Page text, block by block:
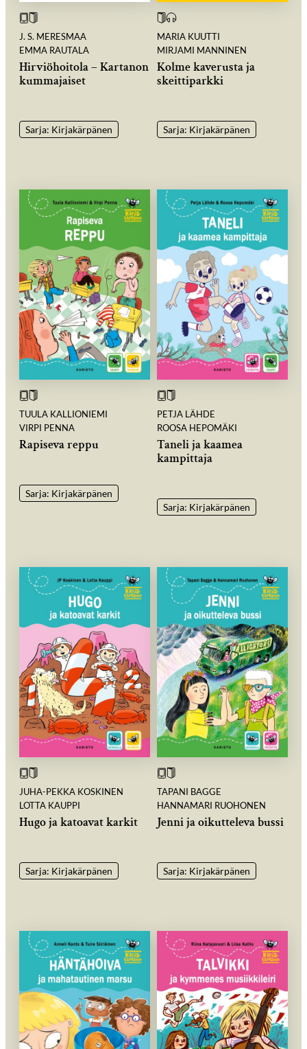
J. S. MERESMAA
EMMA RAUTALA
Hirviöhoitola – Kartanon
kummajaiset
Sarja: Kirjakärpänen
MARIA KUUTTI
MIRJAMI MANNINEN
Kolme kaverusta ja
skeittiparkki
Sarja: Kirjakärpänen
TUULA KALLIONIEMI
VIRPI PENNA
Rapiseva reppu
Sarja: Kirjakärpänen
PETJA LÄHDE
ROOSA HEPOMÄKI
Taneli ja kaamea
kampittaja
Sarja: Kirjakärpänen
JUHA-PEKKA KOSKINEN
LOTTA KAUPPI
Hugo ja katoavat karkit
Sarja: Kirjakärpänen
TAPANI BAGGE
HANNAMARI RUOHONEN
Jenni ja oikutteleva bussi
Sarja: Kirjakärpänen